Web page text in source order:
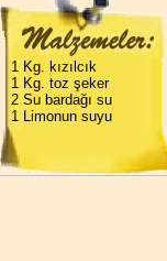
1 Kg. kızılcık
1 Kg. toz şeker
2 Su bardağı su
1 Limonun suyu